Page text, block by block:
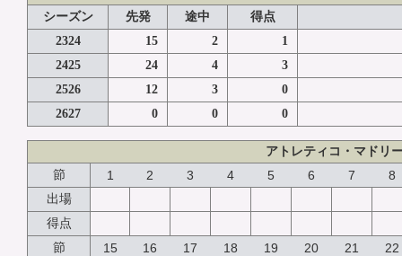
シーズン
先発 途中
得点
2324
15 2
1
2425
24 4
3
2526
12 3
0
2627
0 0 0
アトレティコ・マドリ
節
1 2 3 4 5 6 7 8
出場
得点
節
15 16 17 18 19 20 21 22